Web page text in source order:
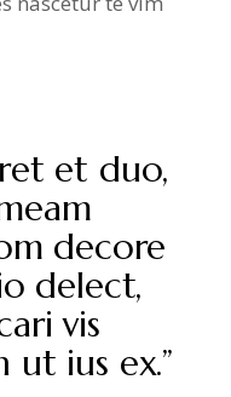
et duo,
decore
delect,
vis
ut ius ex.”